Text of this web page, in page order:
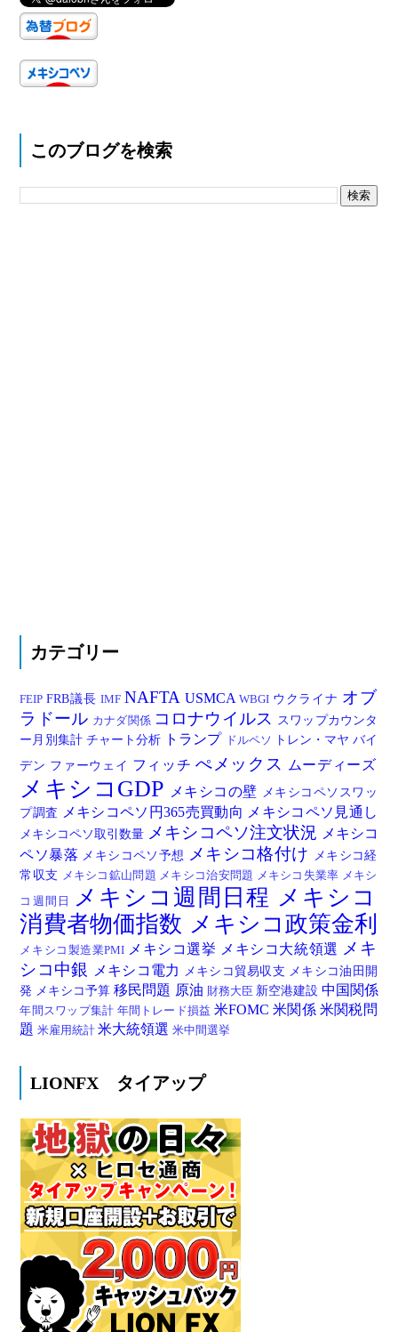
このブログを検索
カテゴリー
FEIPFRB議長IMF NAFTA USMCAWBGI ウクライナ オブ
ラドール カナダ関係 コロナウイルス
スワップカウンタ
ー月別集計 チャート分析 トランプ ドルペソ トレン・マヤバイ
デン ファーウェイ フィッチぺメックス ムーディーズ
メキシコGDP メキシコの壁
メキシコペソスワッ
プ調査
メキシコペソ円365売買動向 メキシコペソ見通し
メキシコペソ取引数量 メキシコペソ注文状況 メキシコ
ペソ暴落 メキシコペソ予想 メキシコ格付け
メキシコ経
常収支
メキシコ鉱山問題 メキシコ治安問題 メキシコ失業率 メキシ
コ週間日 メキシコ週間日程 メキシコ
消費者物価指数 メキシコ政策金利
メキシコ製造業PMI メキシコ選挙 メキシコ大統領選 メキ
シコ中銀
メキシコ電力 メキシコ貿易収支 メキシコ油田開
発 メキシコ予算移民問題 原油 財務大臣 新空港建設 中国関係
年間スワップ集計 年間トレード損益 米FOMC米関係 米関税問
題米雇用統計米大統領選米中間選挙
LIONFX タイアップ